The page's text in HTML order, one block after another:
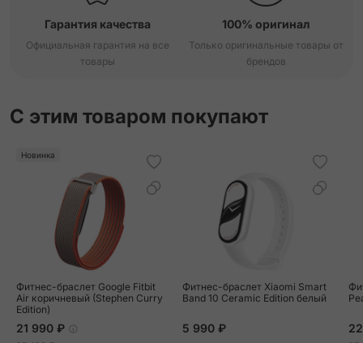
Гарантия качества
Официальная гарантия на все
товары
100% оригинал
Только оригинальные товары от
брендов
С этим товаром покупают
Новинка
Фитнес-браслет Google Fitbit
Air коричневый (Stephen Curry
Edition)
21 990 ₽
Фитнес-браслет Xiaomi Smart
Band 10 Ceramic Edition белый
5 990 ₽